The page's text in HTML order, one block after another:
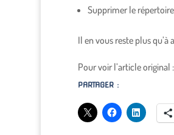
Supprimer le
Il en vous reste plus
Pour voir l’article original :
PARTAGER :